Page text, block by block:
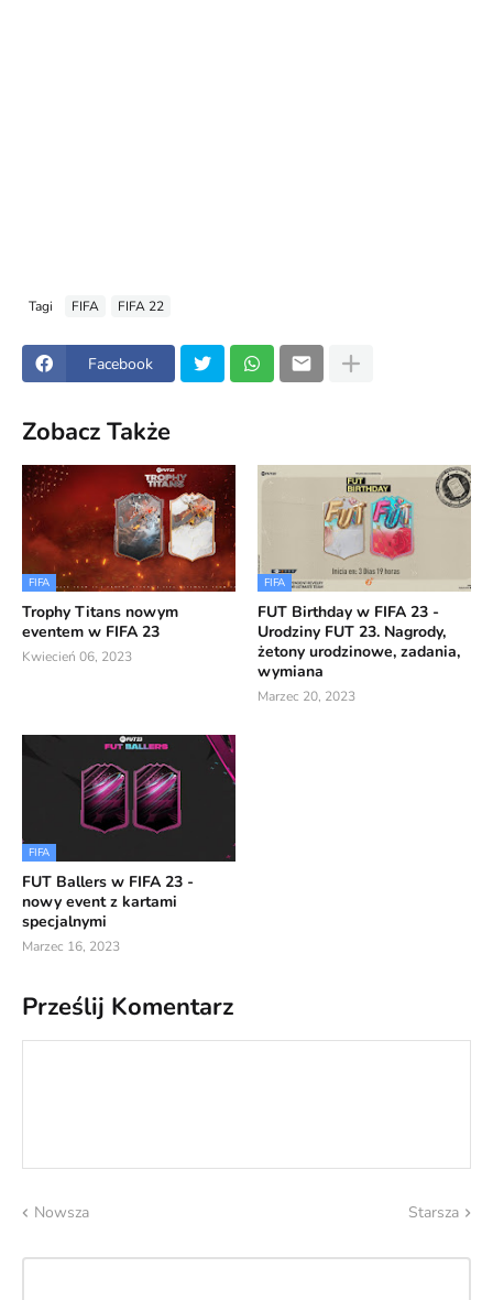
Tagi FIFA FIFA 22
Facebook
Zobacz Także
FIFA
Trophy Titans nowym
eventem w FIFA 23
Kwiecień 06, 2023
FIFA
FUT Birthday w FIFA 23 -
Urodziny FUT 23. Nagrody,
żetony urodzinowe, zadania,
wymiana
Marzec 20, 2023
FIFA
FUT Ballers w FIFA 23 -
nowy event z kartami
specjalnymi
Marzec 16, 2023
Prześlij Komentarz
Nowsza Starsza